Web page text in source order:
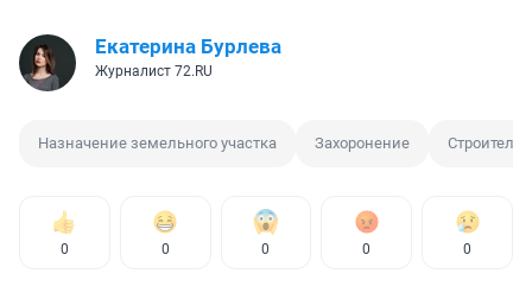
Екатерина Бурлева
Журналист 72.RU
Назначение земельного участка Захоронение
0 0 0 0 0